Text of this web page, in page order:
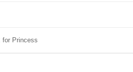
for Princess